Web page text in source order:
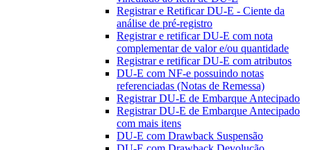
Registrar e Retificar DU-E - Ciente da
análise de pré-registro
Registrar e retificar DU-E com nota
complementar de valor e/ou quantidade
Registrar e retificar DU-E com atributos
DU-E com NF-e possuindo notas
referenciadas (Notas de Remessa)
Registrar DU-E de Embarque Antecipado
Registrar DU-E de Embarque Antecipado
com mais itens
DU-E com Drawback Suspensão